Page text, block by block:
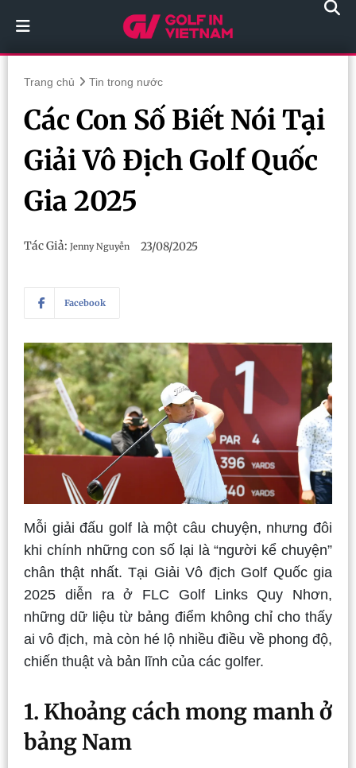
Trang chủ Tin trong nước
Các Con Số Biết Nói Tại
Giải Vô Địch Golf Quốc
Gia 2025
Tác Giả: Jenny Nguyễn 23/08/2025
Facebook
Mỗi giải đấu golf là một câu chuyện, nhưng đôi
khi chính những con số lại là “người kể chuyện”
chân thật nhất. Tại Giải Vô địch Golf Quốc gia
2025 diễn ra ở FLC Golf Links Quy Nhơn,
những dữ liệu từ bảng điểm không chỉ cho thấy
ai vô địch, mà còn hé lộ nhiều điều về phong độ,
chiến thuật và bản lĩnh của các golfer.
1. Khoảng cách mong manh ở
bảng Nam